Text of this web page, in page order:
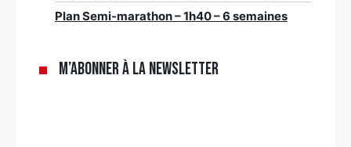
Plan Semi-marathon – 1h40 – 6 semaines
M’abonner à la newsletter